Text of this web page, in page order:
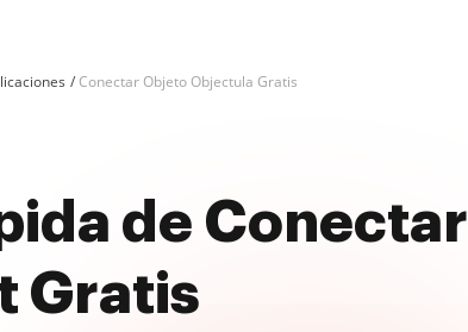
Conectar Objeto Objectula Gratis
de Conectar
Gratis